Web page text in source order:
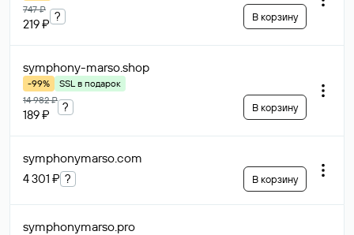
747 ₽
219 ₽
? В корзину
symphony-marso.shop
-99%
SSL в подарок
14 982 ₽
189 ₽
? В корзину
symphonymarso.com
4 301 ₽ ? В корзину
symphonymarso.pro